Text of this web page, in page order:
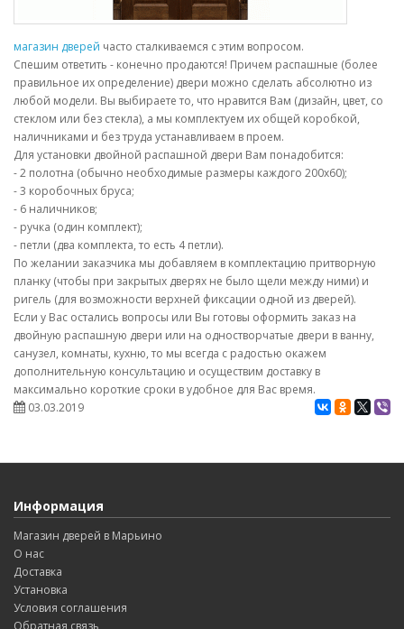
магазин дверей часто сталкиваемся с этим вопросом.
Спешим ответить - конечно продаются! Причем распашные (более
правильное их определение) двери можно сделать абсолютно из
любой модели. Вы выбираете то, что нравится Вам (дизайн, цвет, со
стеклом или без стекла), а мы комплектуем их общей коробкой,
наличниками и без труда устанавливаем в проем.
Для установки двойной распашной двери Вам понадобится:
- 2 полотна (обычно необходимые размеры каждого 200х60);
- 3 коробочных бруса;
- 6 наличников;
- ручка (один комплект);
- петли (два комплекта, то есть 4 петли).
По желании заказчика мы добавляем в комплектацию притворную
планку (чтобы при закрытых дверях не было щели между ними) и
ригель (для возможности верхней фиксации одной из дверей).
Если у Вас остались вопросы или Вы готовы оформить заказ на
двойную распашную двери или на одностворчатые двери в ванну,
санузел, комнаты, кухню, то мы всегда с радостью окажем
дополнительную консультацию и осуществим доставку в
максимально короткие сроки в удобное для Вас время.
03.03.2019
Информация
Магазин дверей в Марьино
О нас
Доставка
Установка
Условия соглашения